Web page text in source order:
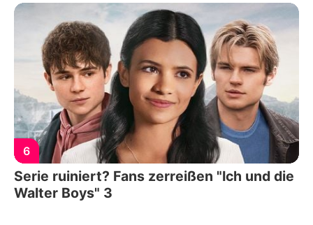
6
Serie ruiniert? Fans zerreißen "Ich und die
Walter Boys" 3